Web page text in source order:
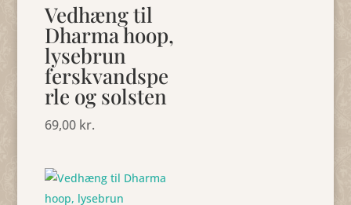
Vedhæng til
Dharma hoop,
lysebrun
ferskvandspe
rle og solsten
69,00 kr.